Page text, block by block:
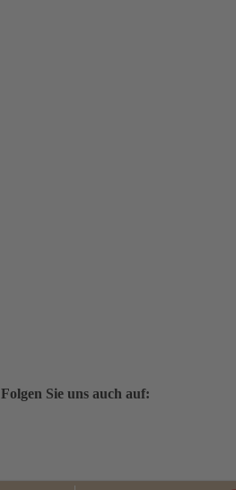
Folgen Sie uns auch auf: